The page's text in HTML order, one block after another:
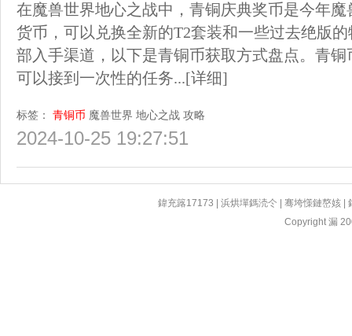
在魔兽世界地心之战中，青铜庆典奖币是今年
货币，可以兑换全新的T2套装和一些过去绝版
部入手渠道，以下是青铜币获取方式盘点。青
可以接到一次性的任务...[详细]
标签： 青铜币 魔兽世界 地心之战 攻略
2024-10-25 19:27:51
鍏充簬17173 |浜烘墠鎷涜仒 |骞垮憡鏈嶅姟 |
Copyright 漏